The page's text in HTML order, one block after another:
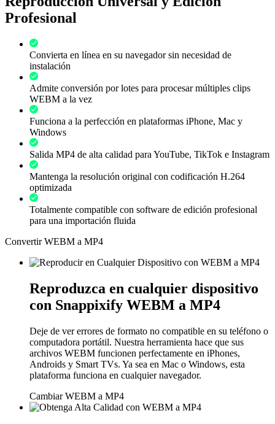
Profesional
Convierta en línea en su navegador sin necesidad de
instalación
Admite conversión por lotes para procesar múltiples clips
WEBM a la vez
Funciona a la perfección en plataformas iPhone, Mac y
Windows
Salida MP4 de alta calidad para YouTube, TikTok e Instagram
Mantenga la resolución original con codificación H.264
optimizada
Totalmente compatible con software de edición profesional
para una importación fluida
Convertir WEBM a MP4
Reproduzca en cualquier dispositivo
con Snappixify WEBM a MP4
Deje de ver errores de formato no compatible en su teléfono o
computadora portátil. Nuestra herramienta hace que sus
archivos WEBM funcionen perfectamente en iPhones,
Androids y Smart TVs. Ya sea en Mac o Windows, esta
plataforma funciona en cualquier navegador.
Cambiar WEBM a MP4